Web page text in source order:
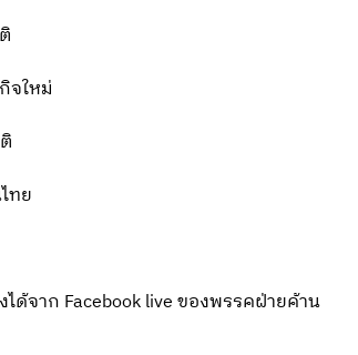
จใหม่
ทย
จาก Facebook live ของพรรคฝ่ายค้าน